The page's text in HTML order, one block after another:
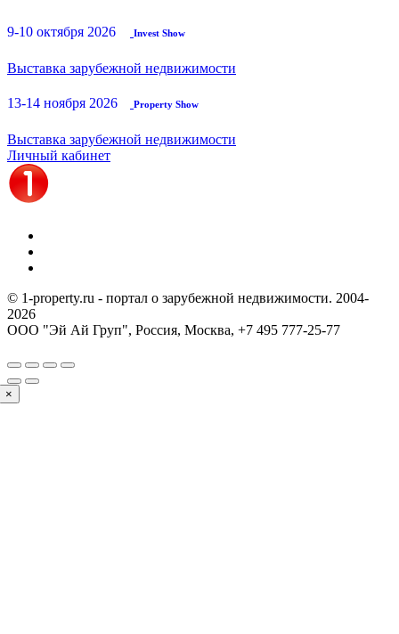
9-10 октября 2026 Invest Show
Выставка зарубежной недвижимости
13-14 ноября 2026 Property Show
Выставка зарубежной недвижимости
Личный кабинет
© 1-property.ru - портал о зарубежной недвижимости. 2004-
2026
ООО "Эй Ай Груп", Россия, Москва, +7 495 777-25-77
×